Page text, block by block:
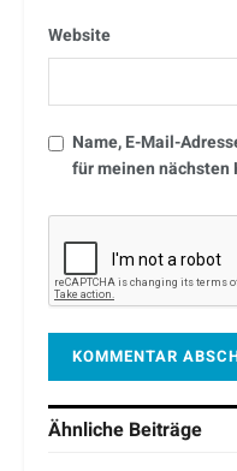
Website
Name, E-Mail-
für meinen nächsten
Ähnliche Beiträge